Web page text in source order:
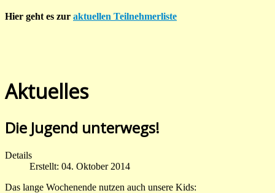
Hier geht es zur aktuellen Teilnehmerliste
Aktuelles
Die Jugend unterwegs!
Details
Erstellt: 04. Oktober 2014
Das lange Wochenende nutzen auch unsere Kids: